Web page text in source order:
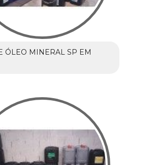
ÓLEO MINERAL SP EM